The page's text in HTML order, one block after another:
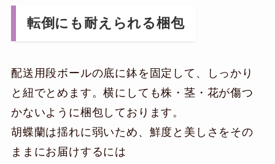
転倒にも耐えられる梱包
配送用段ボールの底に鉢を固定して、しっかり
と紐でとめます。横にしても株・茎・花が傷つ
かないように梱包しております。
胡蝶蘭は揺れに弱いため、鮮度と美しさをその
ままにお届けするには